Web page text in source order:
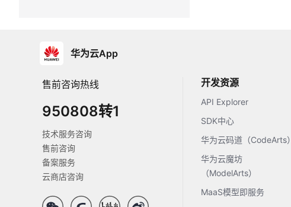
华为云App
售前咨询热线
950808转1
技术服务咨询
售前咨询
备案服务
云商店咨询
开发资源
API Explorer
SDK中心
华为云码道（CodeArts）
华为云魔坊
（ModelArts）
MaaS模型即服务